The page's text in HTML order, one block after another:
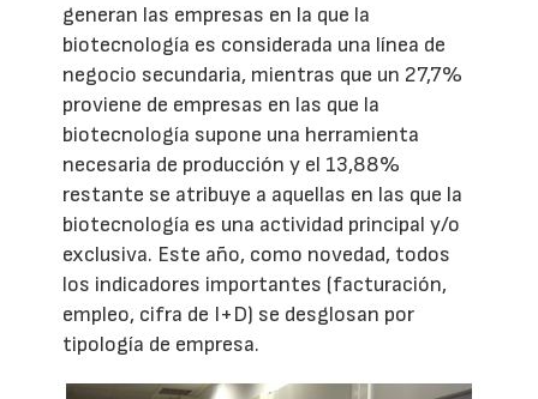
generan las empresas en la que la
biotecnología es considerada una línea de
negocio secundaria, mientras que un 27,7%
proviene de empresas en las que la
biotecnología supone una herramienta
necesaria de producción y el 13,88%
restante se atribuye a aquellas en las que la
biotecnología es una actividad principal y/o
exclusiva. Este año, como novedad, todos
los indicadores importantes (facturación,
empleo, cifra de I+D) se desglosan por
tipología de empresa.